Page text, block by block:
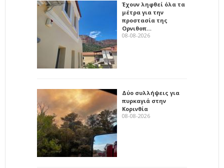
Έχουν ληφθεί όλα τα
μέτρα για την
προστασία της
Ορνιθοπ…
08-08-2026
Δύο συλλήψεις για
πυρκαγιά στην
Κορινθία
08-08-2026